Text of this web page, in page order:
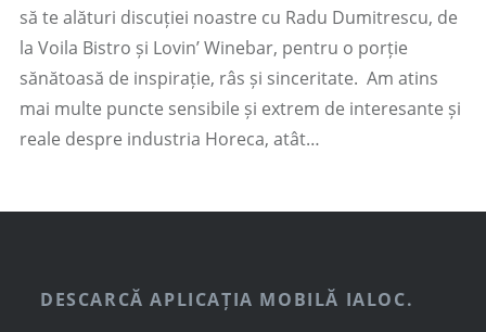
să te alături discuției noastre cu Radu Dumitrescu, de
la Voila Bistro și Lovin’ Winebar, pentru o porție
sănătoasă de inspirație, râs și sinceritate. Am atins
mai multe puncte sensibile și extrem de interesante și
reale despre industria Horeca, atât…
DESCARCĂ APLICAȚIA MOBILĂ IALOC.